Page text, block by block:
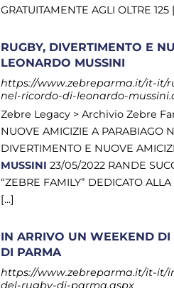
GRATUITAMENTE AGLI OLTRE 125
RUGBY, DIVERTIMENTO E
LEONARDO MUSSINI
https://www.zebreparma.it/it-it/
nel-ricordo-di-leonardo-
Zebre Legacy > Archivio Zebre
NUOVE AMICIZIE A PARABIAGO
DIVERTIMENTO E NUOVE
MUSSINI 23/05/2022 RANDE
“ZEBRE FAMILY” DEDICATO
[...]
IN ARRIVO UN WEEKEND DI
DI PARMA
https://www.zebreparma.it/it-
del-rugby-di-parma.aspx